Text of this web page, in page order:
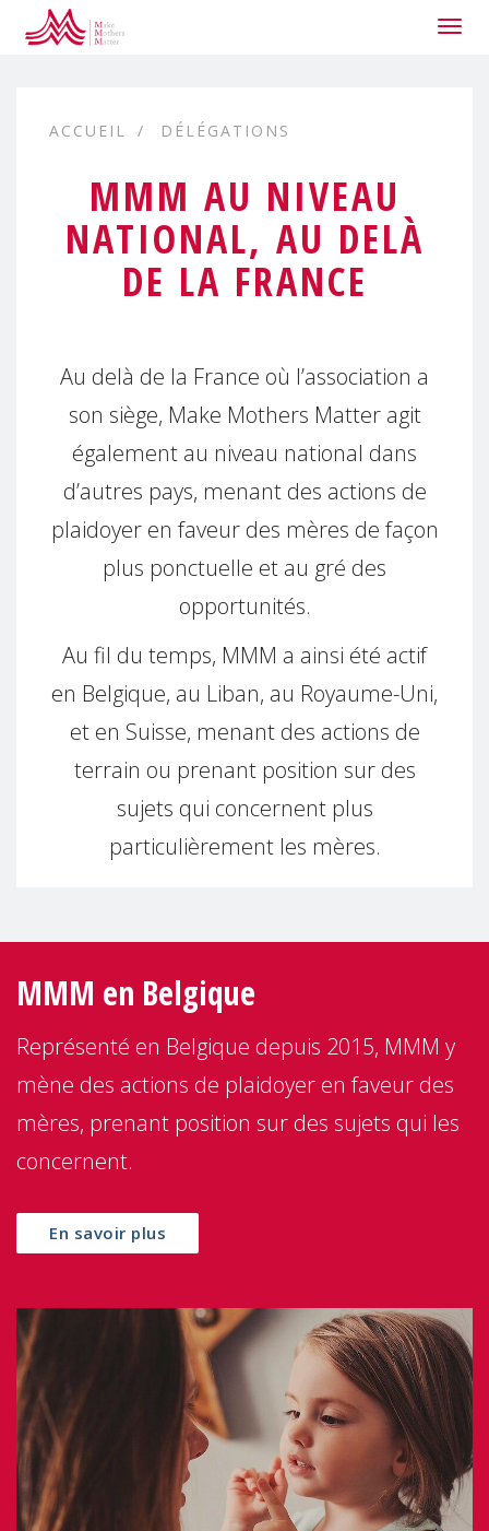
ACCUEIL DÉLÉGATIONS
MMM AU NIVEAU
NATIONAL, AU DELÀ
DE LA FRANCE
Au delà de la France où l’association a
son siège, Make Mothers Matter agit
également au niveau national dans
d’autres pays, menant des actions de
plaidoyer en faveur des mères de façon
plus ponctuelle et au gré des
opportunités.
Au fil du temps, MMM a ainsi été actif
en Belgique, au Liban, au Royaume-Uni,
et en Suisse, menant des actions de
terrain ou prenant position sur des
sujets qui concernent plus
particulièrement les mères.
MMM en Belgique
Représenté en Belgique depuis 2015, MMM y
mène des actions de plaidoyer en faveur des
mères, prenant position sur des sujets qui les
concernent.
En savoir plus